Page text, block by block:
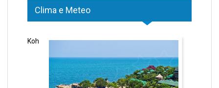
Clima e Meteo
Koh